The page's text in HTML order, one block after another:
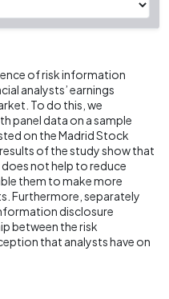
of risk information
analysts’ earnings
To do this, we
panel data on a sample
on the Madrid Stock
of the study show that
not help to reduce
them to make more
Furthermore, separately
disclosure
between the risk
that analysts have on